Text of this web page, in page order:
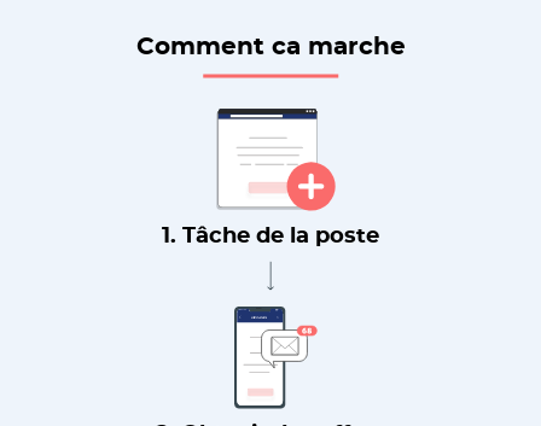
Comment ca marche
1. Tâche de la poste